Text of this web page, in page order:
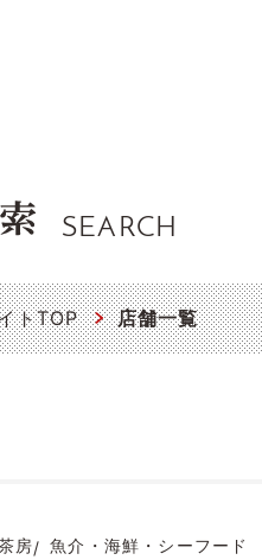
SEARCH
トTOP 店舗一覧
房 魚介・海鮮・シーフード